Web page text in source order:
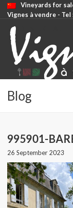
Vineyards for
Vignes à vendre - Tel
CODE: SELECT ALL
Blog
995901-
26 September 2023